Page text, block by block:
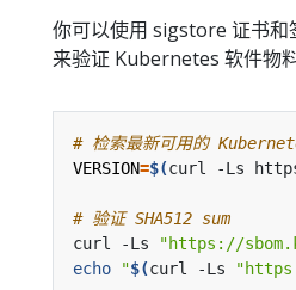
你可以使用 sigstore 证书和
来验证 Kubernetes 软件物
# 检索最新可用的
VERSION=$(curl -Ls
# 验证 SHA512 sum
curl -Ls
"https://
echo
"$(curl -Ls